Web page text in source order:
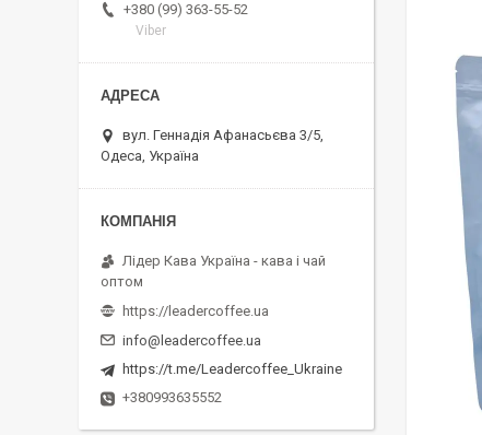
+380 (99) 363-55-52
Viber
вул. Геннадія Афанасьєва 3/5,
Одеса, Україна
Лідер Кава Україна - кава і чай
оптом
https://leadercoffee.ua
info@leadercoffee.ua
https://t.me/Leadercoffee_Ukraine
+380993635552